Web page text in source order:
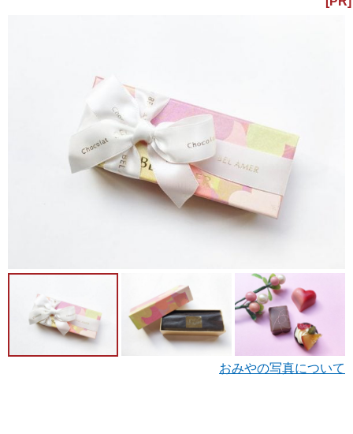
おみやの写真について